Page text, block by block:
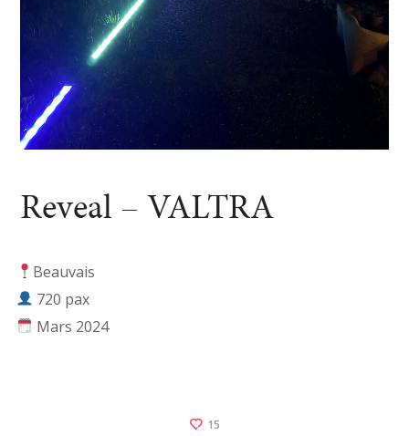
Reveal – VALTRA
Beauvais
720 pax
Mars 2024
15